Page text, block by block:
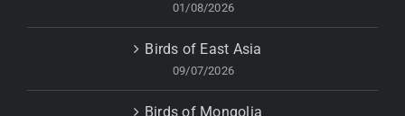
01/08/2026
Birds of East Asia
09/07/2026
Birds of Mongolia